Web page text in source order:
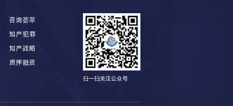
咨询荟萃
知产犯罪
知产战略
质押融资
扫一扫关注公众号